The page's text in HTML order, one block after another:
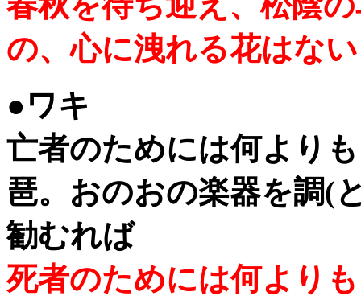
の、心に洩れる花はな
●ワキ
亡者のためには何より
琶。おのおの楽器を調(
勧むれば
死者のためには何より